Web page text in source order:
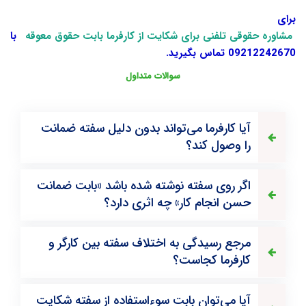
برای
مشاوره حقوقی تلفنی برای شکایت از کارفرما بابت حقوق معوقه با
09212242670 تماس بگیرید.
سوالات متداول
آیا کارفرما می‌تواند بدون دلیل سفته ضمانت
را وصول کند؟
اگر روی سفته نوشته شده باشد «بابت ضمانت
حسن انجام کار» چه اثری دارد؟
مرجع رسیدگی به اختلاف سفته بین کارگر و
کارفرما کجاست؟
آیا می‌توان بابت سوءاستفاده از سفته شکایت